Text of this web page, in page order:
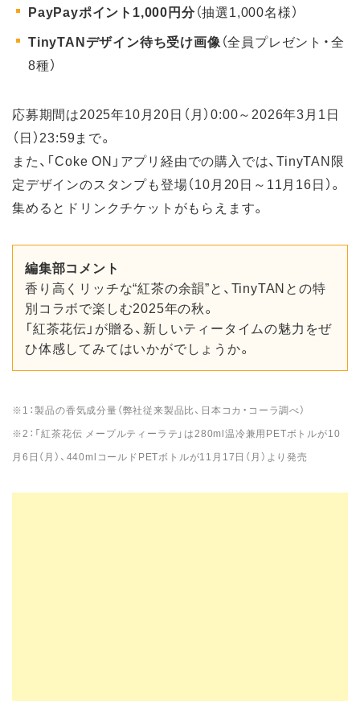
PayPayポイント1,000円分（抽選1,000名様）
TinyTANデザイン待ち受け画像（全員プレゼント・全
8種）
応募期間は2025年10月20日（月）0:00～2026年3月1日
（日）23:59まで。
また、「Coke ON」アプリ経由での購入では、TinyTAN限
定デザインのスタンプも登場（10月20日～11月16日）。
集めるとドリンクチケットがもらえます。
編集部コメント
香り高くリッチな“紅茶の余韻”と、TinyTANとの特
別コラボで楽しむ2025年の秋。
「紅茶花伝」が贈る、新しいティータイムの魅力をぜ
ひ体感してみてはいかがでしょうか。
※1：製品の香気成分量（弊社従来製品比、日本コカ・コーラ調べ）
※2：「紅茶花伝 メープルティーラテ」は280ml温冷兼用PETボトルが10
月6日（月）、440mlコールドPETボトルが11月17日（月）より発売